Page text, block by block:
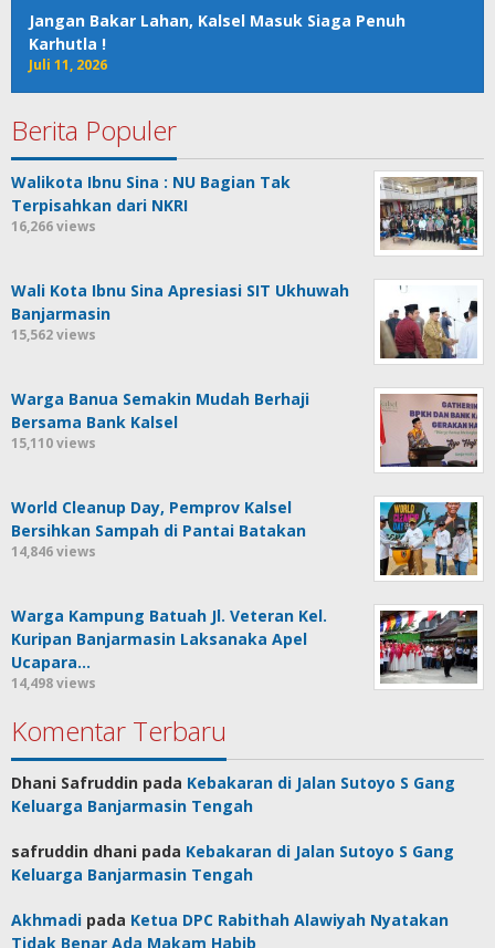
Jangan Bakar Lahan, Kalsel Masuk Siaga Penuh
Karhutla !
Juli 11, 2026
Berita Populer
Walikota Ibnu Sina : NU Bagian Tak
Terpisahkan dari NKRI
16,266 views
Wali Kota Ibnu Sina Apresiasi SIT Ukhuwah
Banjarmasin
15,562 views
Warga Banua Semakin Mudah Berhaji
Bersama Bank Kalsel
15,110 views
World Cleanup Day, Pemprov Kalsel
Bersihkan Sampah di Pantai Batakan
14,846 views
Warga Kampung Batuah Jl. Veteran Kel.
Kuripan Banjarmasin Laksanaka Apel
Ucapara…
14,498 views
Komentar Terbaru
Dhani Safruddin pada Kebakaran di Jalan Sutoyo S Gang
Keluarga Banjarmasin Tengah
safruddin dhani pada Kebakaran di Jalan Sutoyo S Gang
Keluarga Banjarmasin Tengah
Akhmadi pada Ketua DPC Rabithah Alawiyah Nyatakan
Tidak Benar Ada Makam Habib